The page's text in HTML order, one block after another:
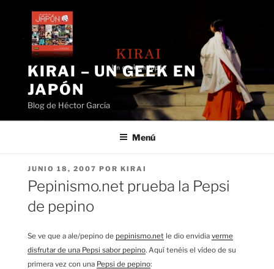
contenido
KIRAI – UN GEEK EN
JAPÓN
Blog de Héctor García
Menú
PUBLICADO
EL
JUNIO 18, 2007 POR KIRAI
Pepinismo.net prueba la Pepsi
de pepino
Se ve que a ale/pepino de pepinismo.net le dio envidia verme
disfrutar de una Pepsi sabor pepino. Aquí tenéis el vídeo de su
primera vez con una Pepsi de pepino: